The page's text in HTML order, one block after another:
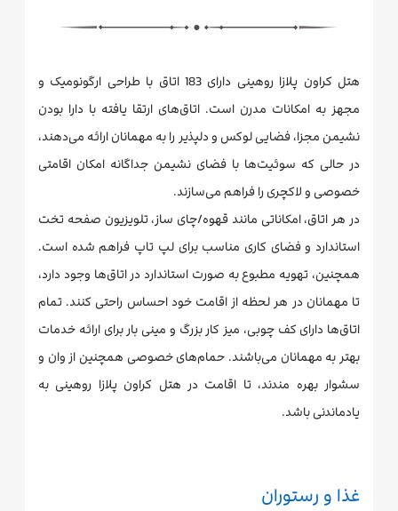
هتل کراون پلازا روهینی دارای 183 اتاق با طراحی ارگونومیک و
مجهز به امکانات مدرن است. اتاق‌های ارتقا یافته با دارا بودن
نشیمن مجزا، فضایی لوکس و دلپذیر را به مهمانان ارائه می‌دهند،
در حالی که سوئیت‌ها با فضای نشیمن جداگانه امکان اقامتی
خصوصی و لاکچری را فراهم می‌سازند.
در هر اتاق، امکاناتی مانند قهوه/چای ساز، تلویزیون صفحه تخت
استاندارد و فضای کاری مناسب برای لپ تاپ فراهم شده است.
همچنین، تهویه مطبوع به صورت استاندارد در اتاق‌ها وجود دارد،
تا مهمانان در هر لحظه از اقامت خود احساس راحتی کنند. تمام
اتاق‌ها دارای کف چوبی، میز کار بزرگ و مینی بار برای ارائه خدمات
بهتر به مهمانان می‌باشند. حمام‌های خصوصی همچنین از وان و
سشوار بهره مندند، تا اقامت در هتل کراون پلازا روهینی به
یادماندنی باشد.
غذا و رستوران